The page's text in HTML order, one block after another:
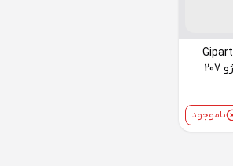
لنت ترمز جلو جی پارت Gipart
ناموجود